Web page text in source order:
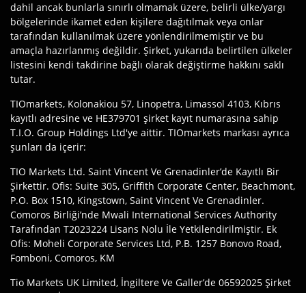
dahil ancak bunlarla sınırlı olmamak üzere, belirli ülke/yargı
bölgelerinde ikamet eden kişilere dağıtılmak veya onlar
tarafından kullanılmak üzere yönlendirilmemiştir ve bu
amaçla hazırlanmış değildir. Şirket, yukarıda belirtilen ülkeler
listesini kendi takdirine bağlı olarak değiştirme hakkını saklı
tutar.
TIOmarkets, Kolonakiou 57, Linopetra, Limassol 4103, Kıbrıs
kayıtlı adresine ve HE379701 şirket kayıt numarasına sahip
T.I.O. Group Holdings Ltd'ye aittir. TIOmarkets markası ayrıca
şunları da içerir:
TIO Markets Ltd. Saint Vincent Ve Grenadinler’de Kayıtlı Bir
Şirkettir. Ofis: Suite 305, Griffith Corporate Center, Beachmont,
P.O. Box 1510, Kingstown, Saint Vincent Ve Grenadinler.
Comoros Birliği’nde Mwali International Services Authority
Tarafından T2023224 Lisans Nolu İle Yetkilendirilmiştir. Ek
Ofis: Moheli Corporate Services Ltd, P.B. 1257 Bonovo Road,
Fomboni, Comoros, KM
Tio Markets UK Limited, İngiltere Ve Galler’de 06592025 Şirket